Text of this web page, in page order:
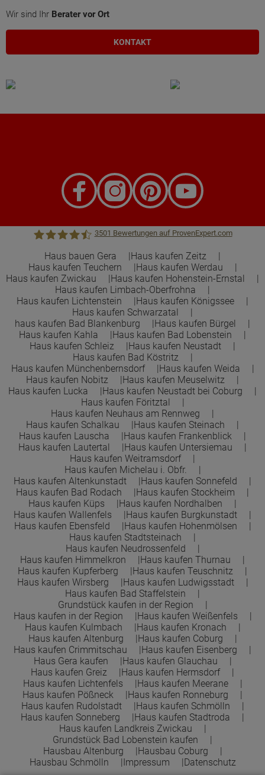
Wir sind Ihr Berater vor Ort
KONTAKT
Town &Country Haus Lizenzgeber GmbH
3501 Bewertungen auf ProvenExpert.com
Haus bauen Gera
Haus kaufen Zeitz
Haus kaufen Teuchern
Haus kaufen Werdau
Haus kaufen Zwickau
Haus kaufen Hohenstein-Ernstal
Haus kaufen Limbach-Oberfrohna
Haus kaufen Lichtenstein
Haus kaufen Königssee
Haus kaufen Schwarzatal
haus kaufen Bad Blankenburg
Haus kaufen Bürgel
Haus kaufen Kahla
Haus kaufen Bad Lobenstein
Haus kaufen Schleiz
Haus kaufen Neustadt
Haus kaufen Bad Köstritz
Haus kaufen Münchenbernsdorf
Haus kaufen Weida
Haus kaufen Nobitz
Haus kaufen Meuselwitz
Haus kaufen Lucka
Haus kaufen Neustadt bei Coburg
Haus kaufen Föritztal
Haus kaufen Neuhaus am Rennweg
Haus kaufen Schalkau
Haus kaufen Steinach
Haus kaufen Lauscha
Haus kaufen Frankenblick
Haus kaufen Lautertal
Haus kaufen Untersiemau
Haus kaufen Weitramsdorf
Haus kaufen Michelau i. Obfr.
Haus kaufen Altenkunstadt
Haus kaufen Sonnefeld
Haus kaufen Bad Rodach
Haus kaufen Stockheim
Haus kaufen Küps
Haus kaufen Nordhalben
Haus kaufen Wallenfels
Haus kaufen Burgkunstadt
Haus kaufen Ebensfeld
Haus kaufen Hohenmölsen
Haus kaufen Stadtsteinach
Haus kaufen Neudrossenfeld
Haus kaufen Himmelkron
Haus kaufen Thurnau
Haus kaufen Kupferberg
Haus kaufen Teuschnitz
Haus kaufen Wirsberg
Haus kaufen Ludwigsstadt
Haus kaufen Bad Staffelstein
Grundstück kaufen in der Region
Haus kaufen in der Region
Haus kaufen Weißenfels
Haus kaufen Kulmbach
Haus kaufen Kronach
Haus kaufen Altenburg
Haus kaufen Coburg
Haus kaufen Crimmitschau
Haus kaufen Eisenberg
Haus Gera kaufen
Haus kaufen Glauchau
Haus kaufen Greiz
Haus kaufen Hermsdorf
Haus kaufen Lichtenfels
Haus kaufen Meerane
Haus kaufen Pößneck
Haus kaufen Ronneburg
Haus kaufen Rudolstadt
Haus kaufen Schmölln
Haus kaufen Sonneberg
Haus kaufen Stadtroda
Haus kaufen Landkreis Zwickau
Grundstück Bad Lobenstein kaufen
Hausbau Altenburg
Hausbau Coburg
Hausbau Schmölln
Impressum Datenschutz